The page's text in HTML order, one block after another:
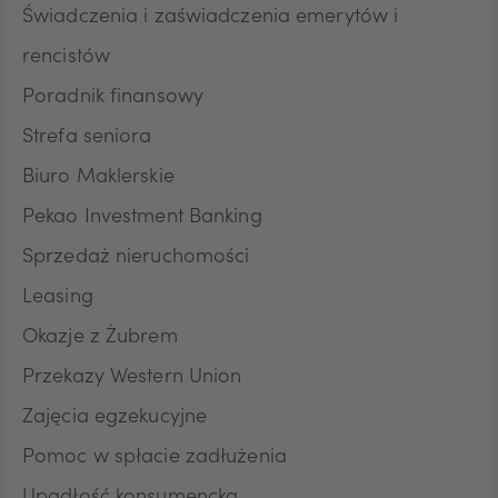
DKK
SEK
TRY
Świadczenia i zaświadczenia emerytów i
rencistów
Poradnik finansowy
Strefa seniora
Biuro Maklerskie
Pekao Investment Banking
Sprzedaż nieruchomości
Leasing
Okazje z Żubrem
Przekazy Western Union
Zajęcia egzekucyjne
Pomoc w spłacie zadłużenia